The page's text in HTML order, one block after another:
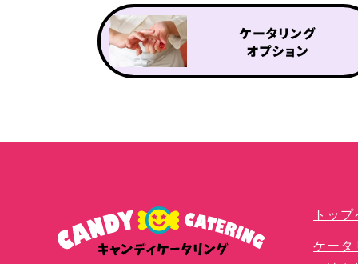
ケータリング
オプション
ケータリングプラン
トッ
ケー